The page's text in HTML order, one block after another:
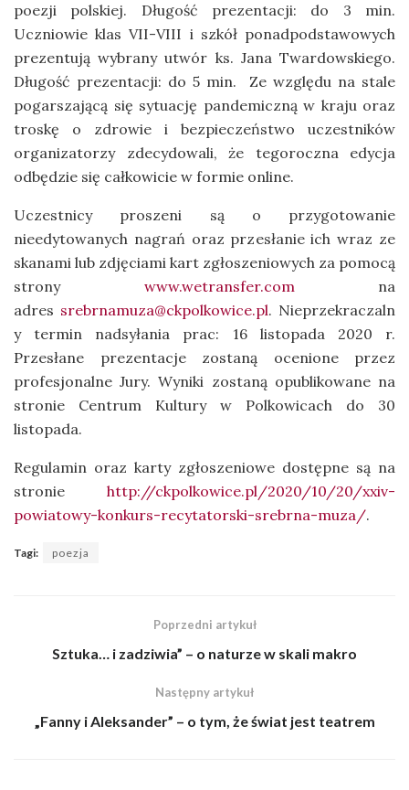
poezji polskiej. Długość prezentacji: do 3 min.
Uczniowie klas VII-VIII i szkół ponadpodstawowych
prezentują wybrany utwór ks. Jana Twardowskiego.
Długość prezentacji: do 5 min. Ze względu na stale
pogarszającą się sytuację pandemiczną w kraju oraz
troskę o zdrowie i bezpieczeństwo uczestników
organizatorzy zdecydowali, że tegoroczna edycja
odbędzie się całkowicie w formie online.
Uczestnicy proszeni są o przygotowanie
nieedytowanych nagrań oraz przesłanie ich wraz ze
skanami lub zdjęciami kart zgłoszeniowych za pomocą
strony www.wetransfer.comna
adres srebrnamuza@ckpolkowice.pl. Nieprzekraczaln
y termin nadsyłania prac: 16 listopada 2020 r.
Przesłane prezentacje zostaną ocenione przez
profesjonalne Jury. Wyniki zostaną opublikowane na
stronie Centrum Kultury w Polkowicach do 30
listopada.
Regulamin oraz karty zgłoszeniowe dostępne są na
stronie http://ckpolkowice.pl/2020/10/20/xxiv-
powiatowy-konkurs-recytatorski-srebrna-muza/.
Tagi: poezja
Poprzedni artykuł
Sztuka… i zadziwia” – o naturze w skali makro
Następny artykuł
„Fanny i Aleksander” – o tym, że świat jest teatrem